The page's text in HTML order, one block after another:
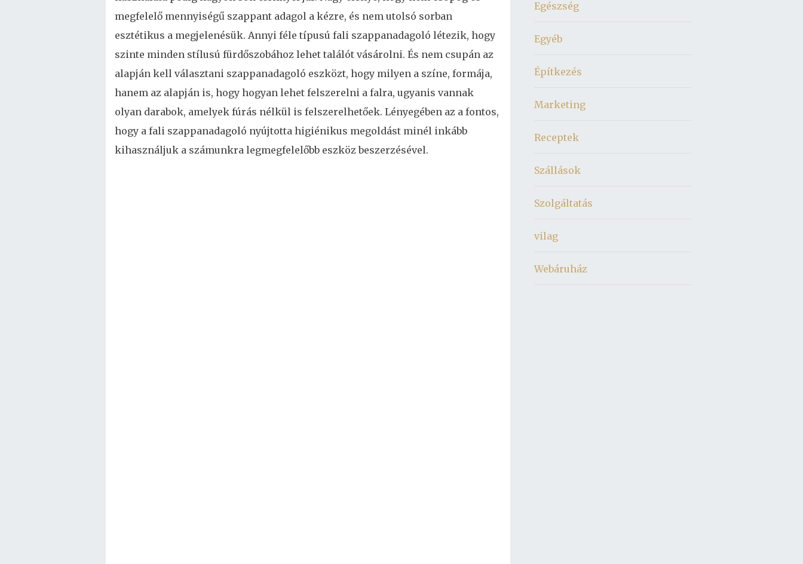
megfelelő mennyiségű szappant adagol a kézre, és nem utolsó sorban
esztétikus a megjelenésük. Annyi féle típusú fali szappanadagoló létezik, hogy
szinte minden stílusú fürdőszobához lehet találót vásárolni. És nem csupán az
alapján kell választani szappanadagoló eszközt, hogy milyen a színe, formája,
hanem az alapján is, hogy hogyan lehet felszerelni a falra, ugyanis vannak
olyan darabok, amelyek fúrás nélkül is felszerelhetőek. Lényegében az a fontos,
hogy a fali szappanadagoló nyújtotta higiénikus megoldást minél inkább
kihasználjuk a számunkra legmegfelelőbb eszköz beszerzésével.
Egészség
Egyéb
Építkezés
Marketing
Receptek
Szállások
Szolgáltatás
vilag
Webáruház